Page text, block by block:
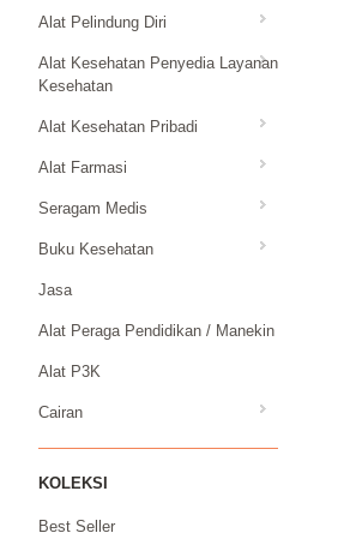
Alat Pelindung Diri
Alat Kesehatan Penyedia Layanan
Kesehatan
Alat Kesehatan Pribadi
Alat Farmasi
Seragam Medis
Buku Kesehatan
Jasa
Alat Peraga Pendidikan / Manekin
Alat P3K
Cairan
KOLEKSI
Best Seller